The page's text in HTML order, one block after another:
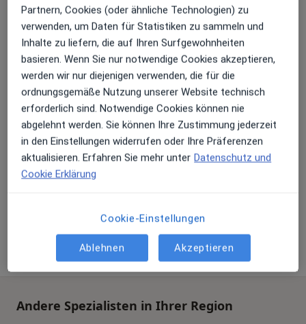
Dr. med. Berthold Eul
Notfallmediziner, Internist, Rheumatologe
92 Bewertungen
Schulstr. 92, Hermeskeil
Terminanfrage senden
Andere Spezialisten in Ihrer Region
Partnern, Cookies (oder ähnliche Technologien) zu
verwenden, um Daten für Statistiken zu sammeln und
Inhalte zu liefern, die auf Ihren Surfgewohnheiten
basieren. Wenn Sie nur notwendige Cookies akzeptieren,
werden wir nur diejenigen verwenden, die für die
ordnungsgemäße Nutzung unserer Website technisch
erforderlich sind. Notwendige Cookies können nie
abgelehnt werden. Sie können Ihre Zustimmung jederzeit
in den Einstellungen widerrufen oder Ihre Präferenzen
aktualisieren. Erfahren Sie mehr unter Datenschutz und
Cookie Erklärung
Cookie-Einstellungen
Ablehnen Akzeptieren